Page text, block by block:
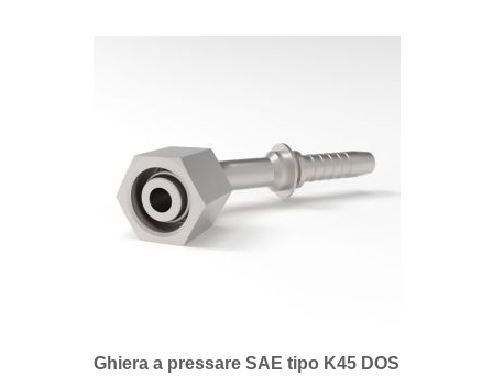
Ghiera a pressare SAE tipo K45 DOS